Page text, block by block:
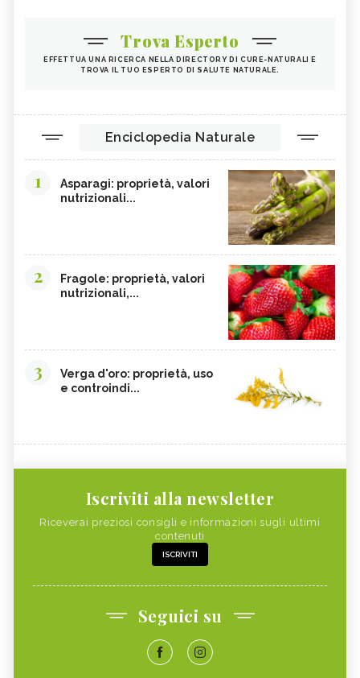
Trova Esperto
EFFETTUA UNA RICERCA NELLA DIRECTORY DI CURE-NATURALI E
TROVA IL TUO ESPERTO DI SALUTE NATURALE.
Enciclopedia Naturale
1
Asparagi: proprietà, valori
nutrizionali...
2
Fragole: proprietà, valori
nutrizionali,...
3
Verga d'oro: proprietà, uso
e controindi...
Iscriviti alla newsletter
Riceverai preziosi consigli e informazioni sugli ultimi
contenuti
ISCRIVITI
Seguici su